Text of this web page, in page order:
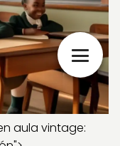
aula vintage: